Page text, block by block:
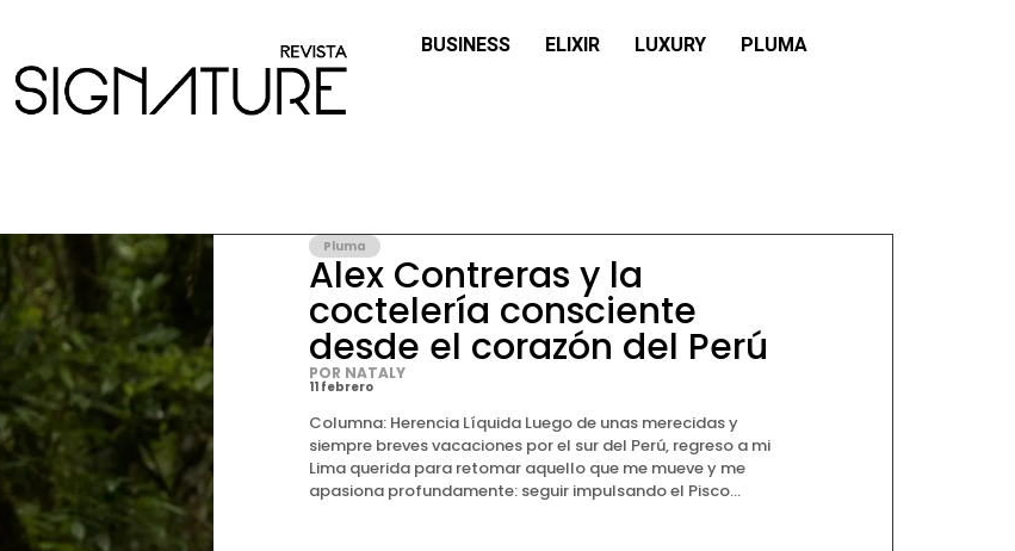
BUSINESS ELIXIR LUXURY PLUMA
Pluma
Alex Contreras y la
coctelería consciente
desde el corazón del Perú
POR NATALY
11 febrero
Columna: Herencia Líquida Luego de unas merecidas y
siempre breves vacaciones por el sur del Perú, regreso a mi
Lima querida para retomar aquello que me mueve y me
apasiona profundamente: seguir impulsando el Pisco...